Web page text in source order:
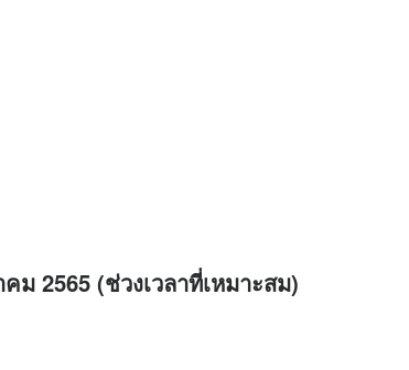
2565 (ช่วงเวลาที่เหมาะสม)